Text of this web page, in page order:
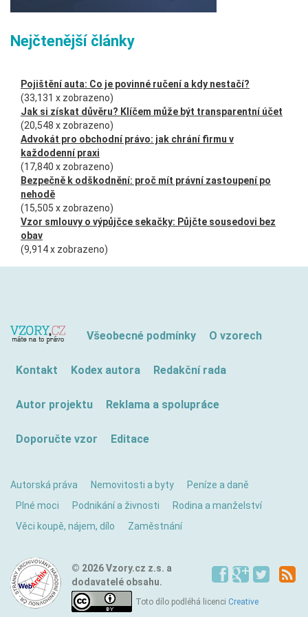
Nejčtenější články
Pojištění auta: Co je povinné ručení a kdy nestačí?
(33,131 x zobrazeno)
Jak si získat důvěru? Klíčem může být transparentní účet
(20,548 x zobrazeno)
Advokát pro obchodní právo: jak chrání firmu v
každodenní praxi
(17,840 x zobrazeno)
Bezpečně k odškodnění: proč mít právní zastoupení po
nehodě
(15,505 x zobrazeno)
Vzor smlouvy o výpůjčce sekačky: Půjčte sousedovi bez
obav
(9,914 x zobrazeno)
Všeobecné podmínky O vzorech
Kontakt Kodex autora Redakční rada
Autor projektu Reklama a spolupráce
Doporučte vzor Editace
Autorská práva Nemovitosti a byty
Peníze a daně
Plné moci
Podnikání a živnosti
Rodina a manželství
Věci koupě, nájem, dílo
Zaměstnání
© 2026 Vzory.cz z.s. a
dodavatelé obsahu.
Toto dílo podléhá licenci Creative